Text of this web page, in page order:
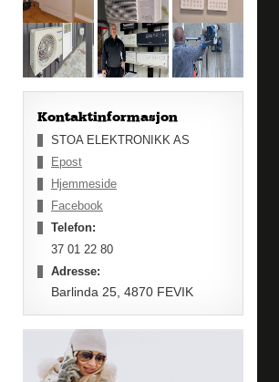
Kontaktinformasjon
STOA ELEKTRONIKK AS
Epost
Hjemmeside
Facebook
Telefon:
37 01 22 80
Adresse:
Barlinda 25, 4870 FEVIK